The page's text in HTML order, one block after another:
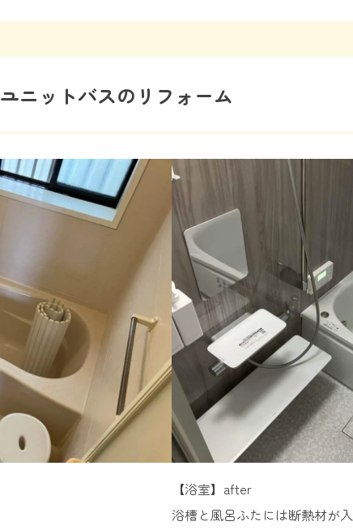
ニットバスのリフォーム
【浴室】after
浴槽と風呂ふたには断熱材が